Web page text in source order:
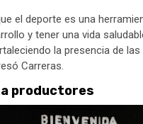
el deporte es una
y tener una vida
la presencia de las
Carreras.
productores